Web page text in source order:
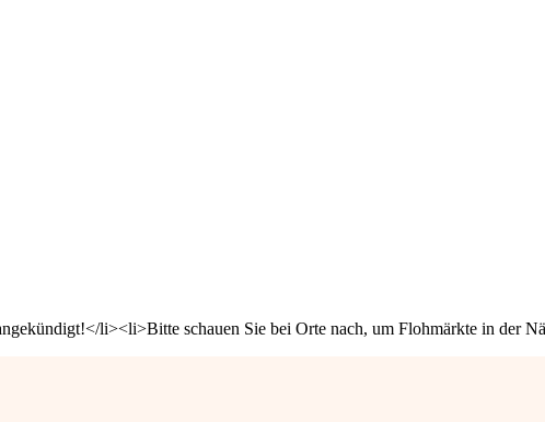
li><li>Bitte schauen Sie bei Orte nach, um Flohmärkte in der